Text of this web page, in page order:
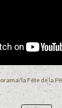
la Fête de la